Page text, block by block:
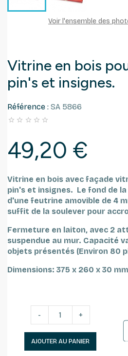
Voir l'ensemble des
Vitrine en bois
pin's et insignes.
Référence : SA 5866
    
49,20 €
Vitrine en bois avec façade
pin's et insignes. Le fond de
d'une feutrine amovible de 4
suffit de la soulever pour
Fermeture en laiton, avec 2
suspendue au mur. Capacité
objets présentés (Environ 80
Dimensions: 375 x 260 x 30
- +
AJOUTER AU PANIER